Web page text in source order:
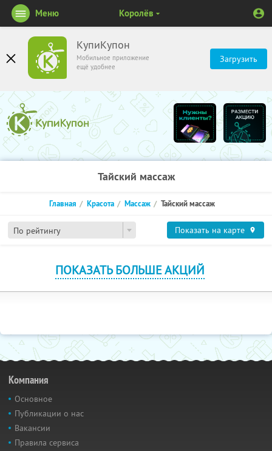
КупиКупон
Мобильное приложение
ещё удобнее
Загрузить
Меню Королёв
Тайский массаж
По рейтингу
Главная Красота Массаж Тайский массаж
Показать на карте
ПОКАЗАТЬ БОЛЬШЕ АКЦИЙ
Компания
Основное
Публикации о нас
Вакансии
Правила сервиса